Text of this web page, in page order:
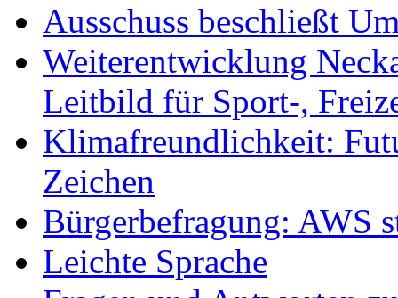
Ausschuss beschließt
Weiterentwicklung
Leitbild für Sport-,
Klimafreundlichkeit:
Zeichen
Bürgerbefragung: AWS
Leichte Sprache